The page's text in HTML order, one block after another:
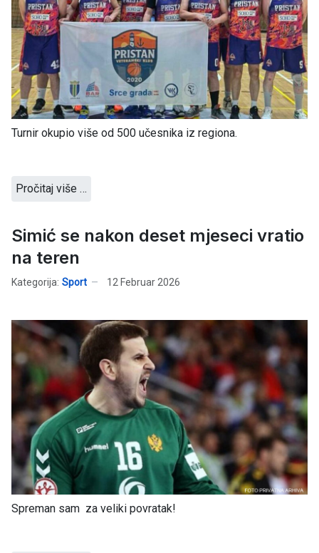
Turnir okupio više od 500 učesnika iz regiona.
Pročitaj više …
Simić se nakon deset mjeseci vratio
na teren
Kategorija: Sport 12 Februar 2026
Spreman sam za veliki povratak!